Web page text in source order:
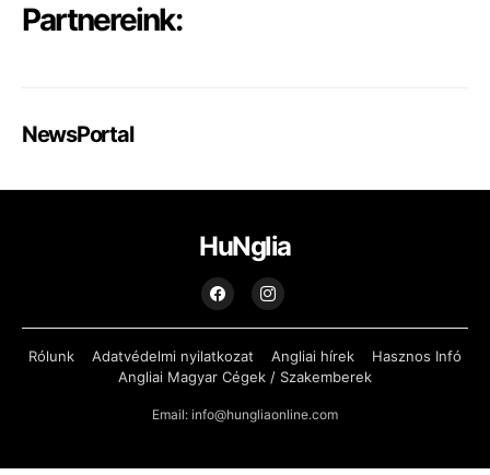
Partnereink:
NewsPortal
HuNglia
Rólunk Adatvédelmi nyilatkozat Angliai hírek
Hasznos Infó
Angliai Magyar Cégek / Szakemberek
Email: info@hungliaonline.com